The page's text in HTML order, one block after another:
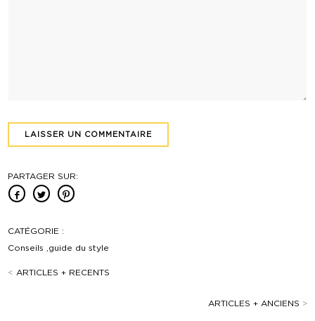
PARTAGER SUR:
CATÉGORIE :
Conseils ,guide du style
< ARTICLES + RECENTS
ARTICLES + ANCIENS >